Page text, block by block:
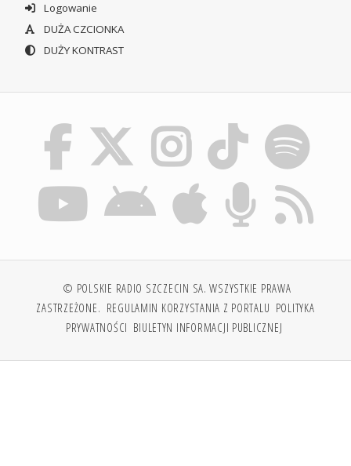
Logowanie
DUŻA CZCIONKA
DUŻY KONTRAST
© POLSKIE RADIO SZCZECIN SA. WSZYSTKIE PRAWA
ZASTRZEŻONE. REGULAMIN KORZYSTANIA Z PORTALU POLITYKA
PRYWATNOŚCI BIULETYN INFORMACJI PUBLICZNEJ